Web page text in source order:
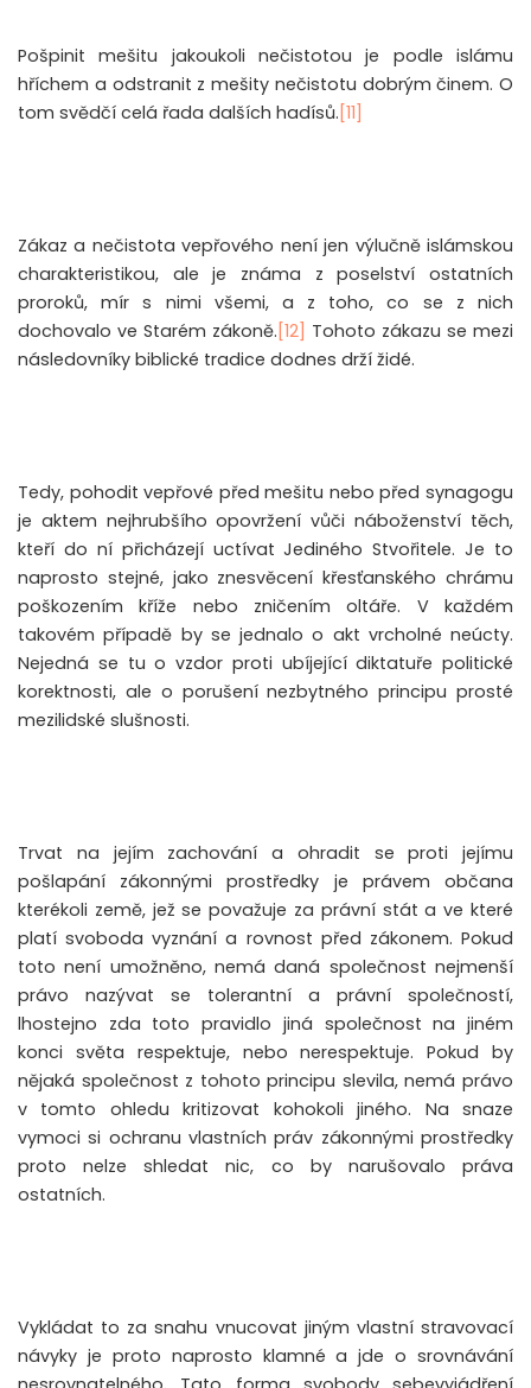
Pošpinit mešitu jakoukoli nečistotou je podle islámu
hříchem a odstranit z mešity nečistotu dobrým činem. O
tom svědčí celá řada dalších hadísů. [11]
Zákaz a nečistota vepřového není jen výlučně islámskou
charakteristikou, ale je známa z poselství ostatních
proroků, mír s nimi všemi, a z toho, co se z nich
dochovalo ve Starém zákoně. [12] Tohoto zákazu se mezi
následovníky biblické tradice dodnes drží židé.
Tedy, pohodit vepřové před mešitu nebo před synagogu
je aktem nejhrubšího opovržení vůči náboženství těch,
kteří do ní přicházejí uctívat Jediného Stvořitele. Je to
naprosto stejné, jako znesvěcení křesťanského chrámu
poškozením kříže nebo zničením oltáře. V každém
takovém případě by se jednalo o akt vrcholné neúcty.
Nejedná se tu o vzdor proti ubíjející diktatuře politické
korektnosti, ale o porušení nezbytného principu prosté
mezilidské slušnosti.
Trvat na jejím zachování a ohradit se proti jejímu
pošlapání zákonnými prostředky je právem občana
kterékoli země, jež se považuje za právní stát a ve které
platí svoboda vyznání a rovnost před zákonem. Pokud
toto není umožněno, nemá daná společnost nejmenší
právo nazývat se tolerantní a právní společností,
lhostejno zda toto pravidlo jiná společnost na jiném
konci světa respektuje, nebo nerespektuje. Pokud by
nějaká společnost z tohoto principu slevila, nemá právo
v tomto ohledu kritizovat kohokoli jiného. Na snaze
vymoci si ochranu vlastních práv zákonnými prostředky
proto nelze shledat nic, co by narušovalo práva
ostatních.
Vykládat to za snahu vnucovat jiným vlastní stravovací
návyky je proto naprosto klamné a jde o srovnávání